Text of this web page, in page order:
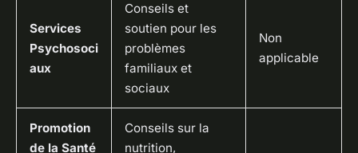
Services
Psychosoci
aux
Conseils et
soutien pour les
problèmes
familiaux et
sociaux
Non
applicable
Promotion
de la Santé
Conseils sur la
nutrition,